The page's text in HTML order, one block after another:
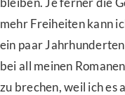
mehr Freiheiten kann
ein paar
bei all meinen
zu brechen, weil ich es